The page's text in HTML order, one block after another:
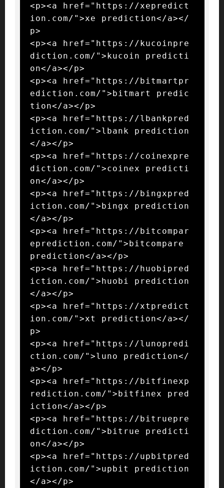
<p><a href="https://xepredict
ion.com/">xe prediction</a></
p>
<p><a href="https://kucoinpre
diction.com/">kucoin predicti
on</a></p>
<p><a href="https://bitmartpr
ediction.com/">bitmart predic
tion</a></p>
<p><a href="https://lbankpred
iction.com/">lbank prediction
</a></p>
<p><a href="https://coinexpre
diction.com/">coinex predicti
on</a></p>
<p><a href="https://bingxpred
iction.com/">bingx prediction
</a></p>
<p><a href="https://bitcompar
eprediction.com/">bitcompare
prediction</a></p>
<p><a href="https://huobipred
iction.com/">huobi prediction
</a></p>
<p><a href="https://xtpredict
ion.com/">xt prediction</a></
p>
<p><a href="https://lunopredi
ction.com/">luno prediction</
a></p>
<p><a href="https://bitfinexp
rediction.com/">bitfinex pred
iction</a></p>
<p><a href="https://bitruepre
diction.com/">bitrue predicti
on</a></p>
<p><a href="https://upbitpred
iction.com/">upbit prediction
</a></p>